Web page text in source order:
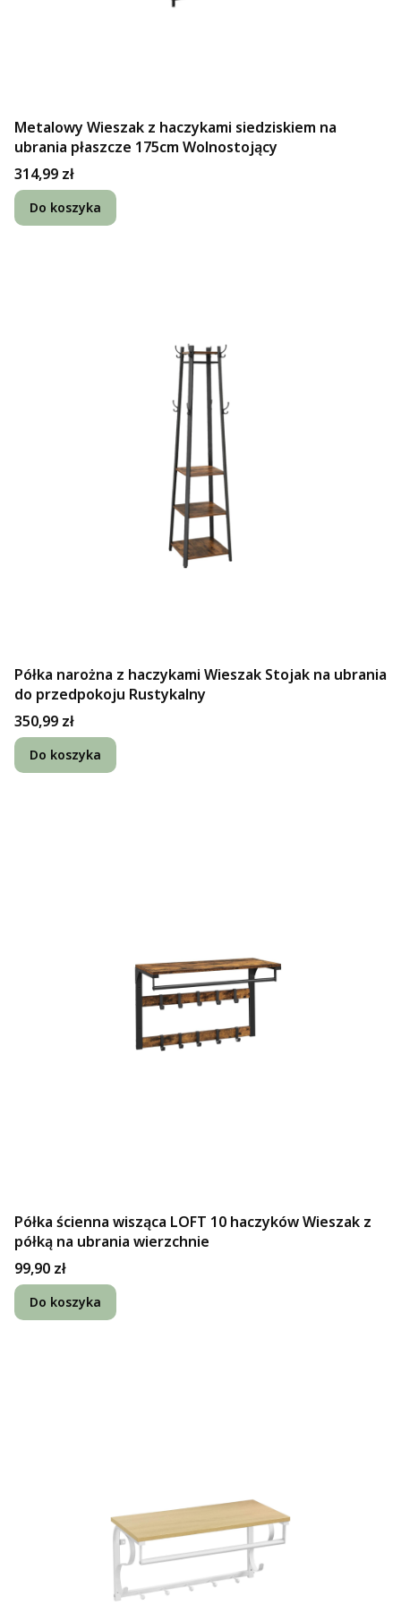
Metalowy Wieszak z haczykami siedziskiem na
ubrania płaszcze 175cm Wolnostojący
Cena
314,99 zł
Do koszyka
Półka narożna z haczykami Wieszak Stojak na ubrania
do przedpokoju Rustykalny
Cena
350,99 zł
Do koszyka
Półka ścienna wisząca LOFT 10 haczyków Wieszak z
półką na ubrania wierzchnie
Cena
99,90 zł
Do koszyka